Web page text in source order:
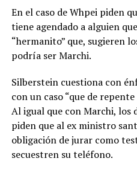
En el caso de Whpei piden
tiene agendado a alguien
“hermanito” que, sugieren
podría ser Marchi.
Silberstein cuestiona con
con un caso “que de
Al igual que con Marchi, los
piden que al ex ministro
obligación de jurar como
secuestren su teléfono.